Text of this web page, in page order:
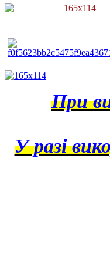
При
У разі